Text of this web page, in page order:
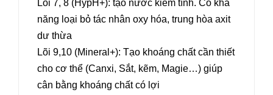
Lõi 7, 8 (HypH+): tạo nước kiềm tính. Có khả
năng loại bỏ tác nhân oxy hóa, trung hòa axit
dư thừa
Lõi 9,10 (Mineral+): Tạo khoáng chất cần thiết
cho cơ thể (Canxi, Sắt, kẽm, Magie…) giúp
cân bằng khoáng chất có lợi